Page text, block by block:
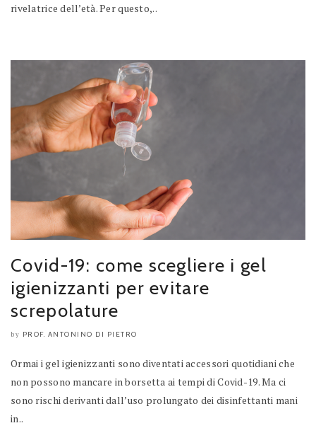
rivelatrice dell’età. Per questo,..
Covid-19: come scegliere i gel
igienizzanti per evitare
screpolature
by PROF. ANTONINO DI PIETRO
Ormai i gel igienizzanti sono diventati accessori quotidiani che
non possono mancare in borsetta ai tempi di Covid-19. Ma ci
sono rischi derivanti dall’uso prolungato dei disinfettanti mani
in..